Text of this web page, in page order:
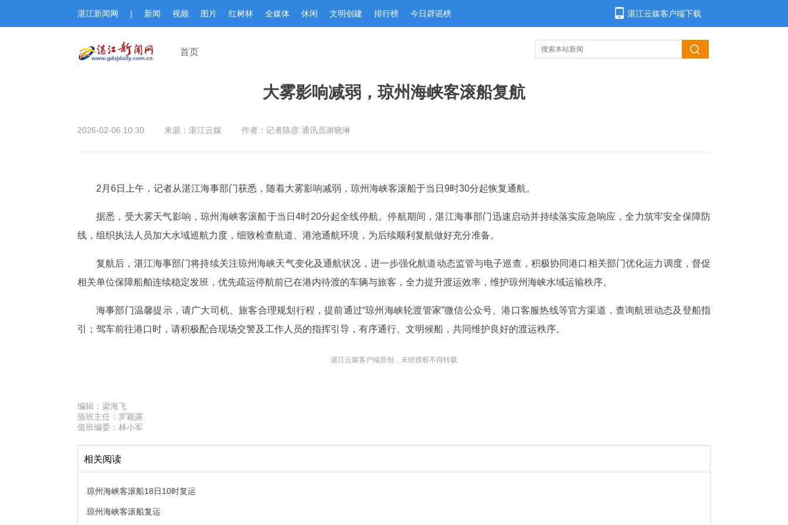
湛江新闻网 | 新闻 视频 图片 红树林 全媒体 休闲 文明创建 排行榜 今日辟谣榜 湛江云媒客户端下载
首页
大雾影响减弱，琼州海峡客滚船复航
2026-02-06 10:30 来源：湛江云媒 作者：记者陈彦 通讯员谢晓琳
2月6日上午，记者从湛江海事部门获悉，随着大雾影响减弱，琼州海峡客滚船于当日9时30分起恢复通航。
据悉，受大雾天气影响，琼州海峡客滚船于当日4时20分起全线停航。停航期间，湛江海事部门迅速启动并持续落实应急响应，全力筑牢安全保障防
线，组织执法人员加大水域巡航力度，细致检查航道、港池通航环境，为后续顺利复航做好充分准备。
复航后，湛江海事部门将持续关注琼州海峡天气变化及通航状况，进一步强化航道动态监管与电子巡查，积极协同港口相关部门优化运力调度，督促
相关单位保障船舶连续稳定发班，优先疏运停航前已在港内待渡的车辆与旅客，全力提升渡运效率，维护琼州海峡水域运输秩序。
海事部门温馨提示，请广大司机、旅客合理规划行程，提前通过“琼州海峡轮渡管家”微信公众号、港口客服热线等官方渠道，查询航班动态及登船指
引；驾车前往港口时，请积极配合现场交警及工作人员的指挥引导，有序通行、文明候船，共同维护良好的渡运秩序。
湛江云媒客户端原创，未经授权不得转载
编辑： 梁海飞
值班主任： 罗颖露
值班编委： 林小军
相关阅读
琼州海峡客滚船18日10时复运
琼州海峡客滚船复运